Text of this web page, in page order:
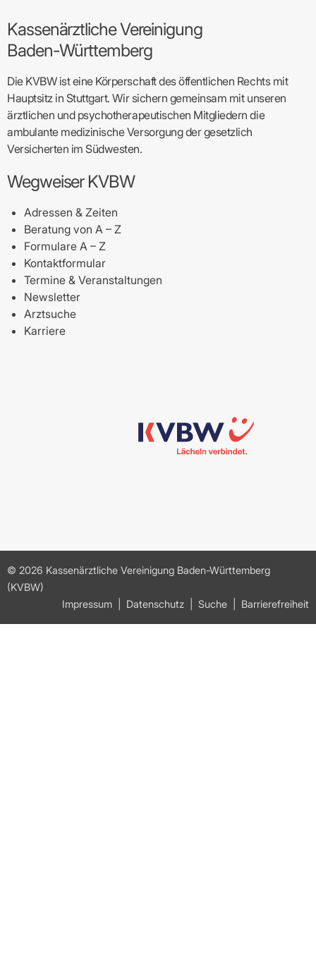
Kassenärztliche Vereinigung
Baden-Württemberg
Die KVBW ist eine Körperschaft des öffentlichen Rechts mit
Hauptsitz in Stuttgart. Wir sichern gemeinsam mit unseren
ärztlichen und psychotherapeutischen Mitgliedern die
ambulante medizinische Versorgung der gesetzlich
Versicherten im Südwesten.
Wegweiser KVBW
Adressen & Zeiten
Beratung von A – Z
Formulare A – Z
Kontaktformular
Termine & Veranstaltungen
Newsletter
Arztsuche
Karriere
© 2026 Kassenärztliche Vereinigung Baden-Württemberg
(KVBW)
Impressum
Datenschutz Suche Barrierefreiheit